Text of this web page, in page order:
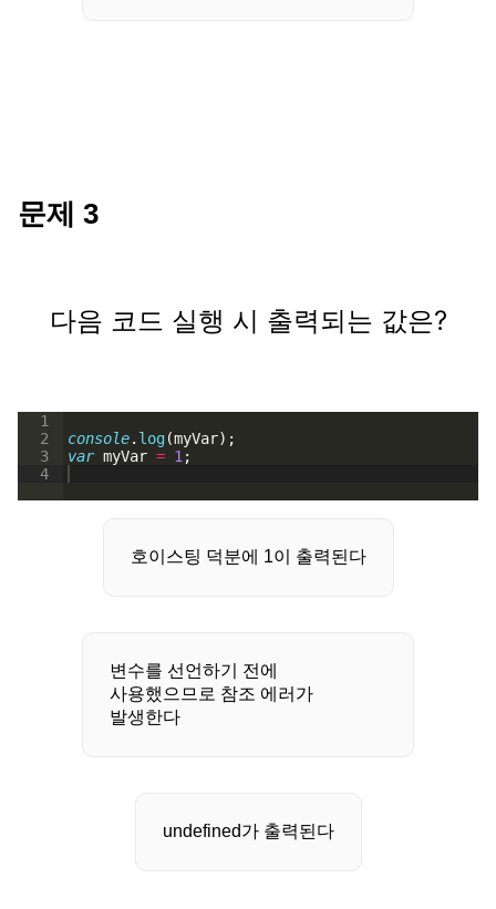
문제 3
다음 코드 실행 시 출력되는 값은?
1
2
3
4
console. log(myVar) ;
var myVar = 1 ;
호이스팅 덕분에 1이 출력된다
변수를 선언하기 전에
사용했으므로 참조 에러가
발생한다
undefined가 출력된다